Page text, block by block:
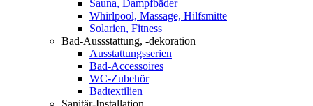
Sauna, Dampfbäder
Whirlpool, Massage, Hilfsmitte
Solarien, Fitness
Bad-Aussstattung, -dekoration
Ausstattungsserien
Bad-Accessoires
WC-Zubehör
Badtextilien
Sanitär-Installation